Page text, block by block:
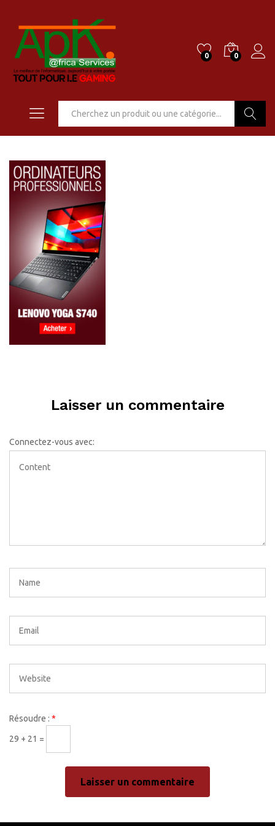
0 0
Laisser un commentaire
Connectez-vous avec:
Résoudre : *
29 + 21 =